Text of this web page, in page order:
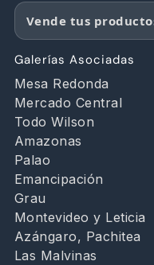
Vende tus
Galerías Asociadas
Mesa Redonda
Mercado Central
Todo Wilson
Amazonas
Palao
Emancipación
Grau
Montevideo y Leticia
Azángaro, Pachitea
Las Malvinas